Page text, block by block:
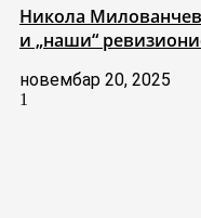
Никола
и „наши“
новембар 20, 2025